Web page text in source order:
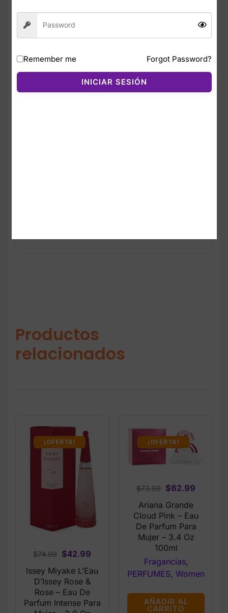
esencial para quienes buscan comodidad,
suavidad y estilo diario. Fabricados con el
icónico tejido Club Fleece, reconocido por
ofrecen una sensación suave y familiar que
se mantiene con el uso.
Su diseño de tiro medio brinda un ajuste
Productos
relacionados
¡OFERTA!
$74.09 Original
price
was:
$74.09.
$42.99
Issey Miyake L’Eau
D’Issey Rose &
Rose – Eau De
Parfum Intense Para
¡OFERTA!
$73.99 Original
price
was:
$73.99.
$62.99
is:
$62.99.
Ariana Grande
Cloud Pink – Eau
De Parfum Para
Mujer – 3.4 Oz
100ml
Fragancias,
PERFUMES, Women
AÑADIR AL
CARRITO
Remember me Forgot Password?
INICIAR SESIÓN